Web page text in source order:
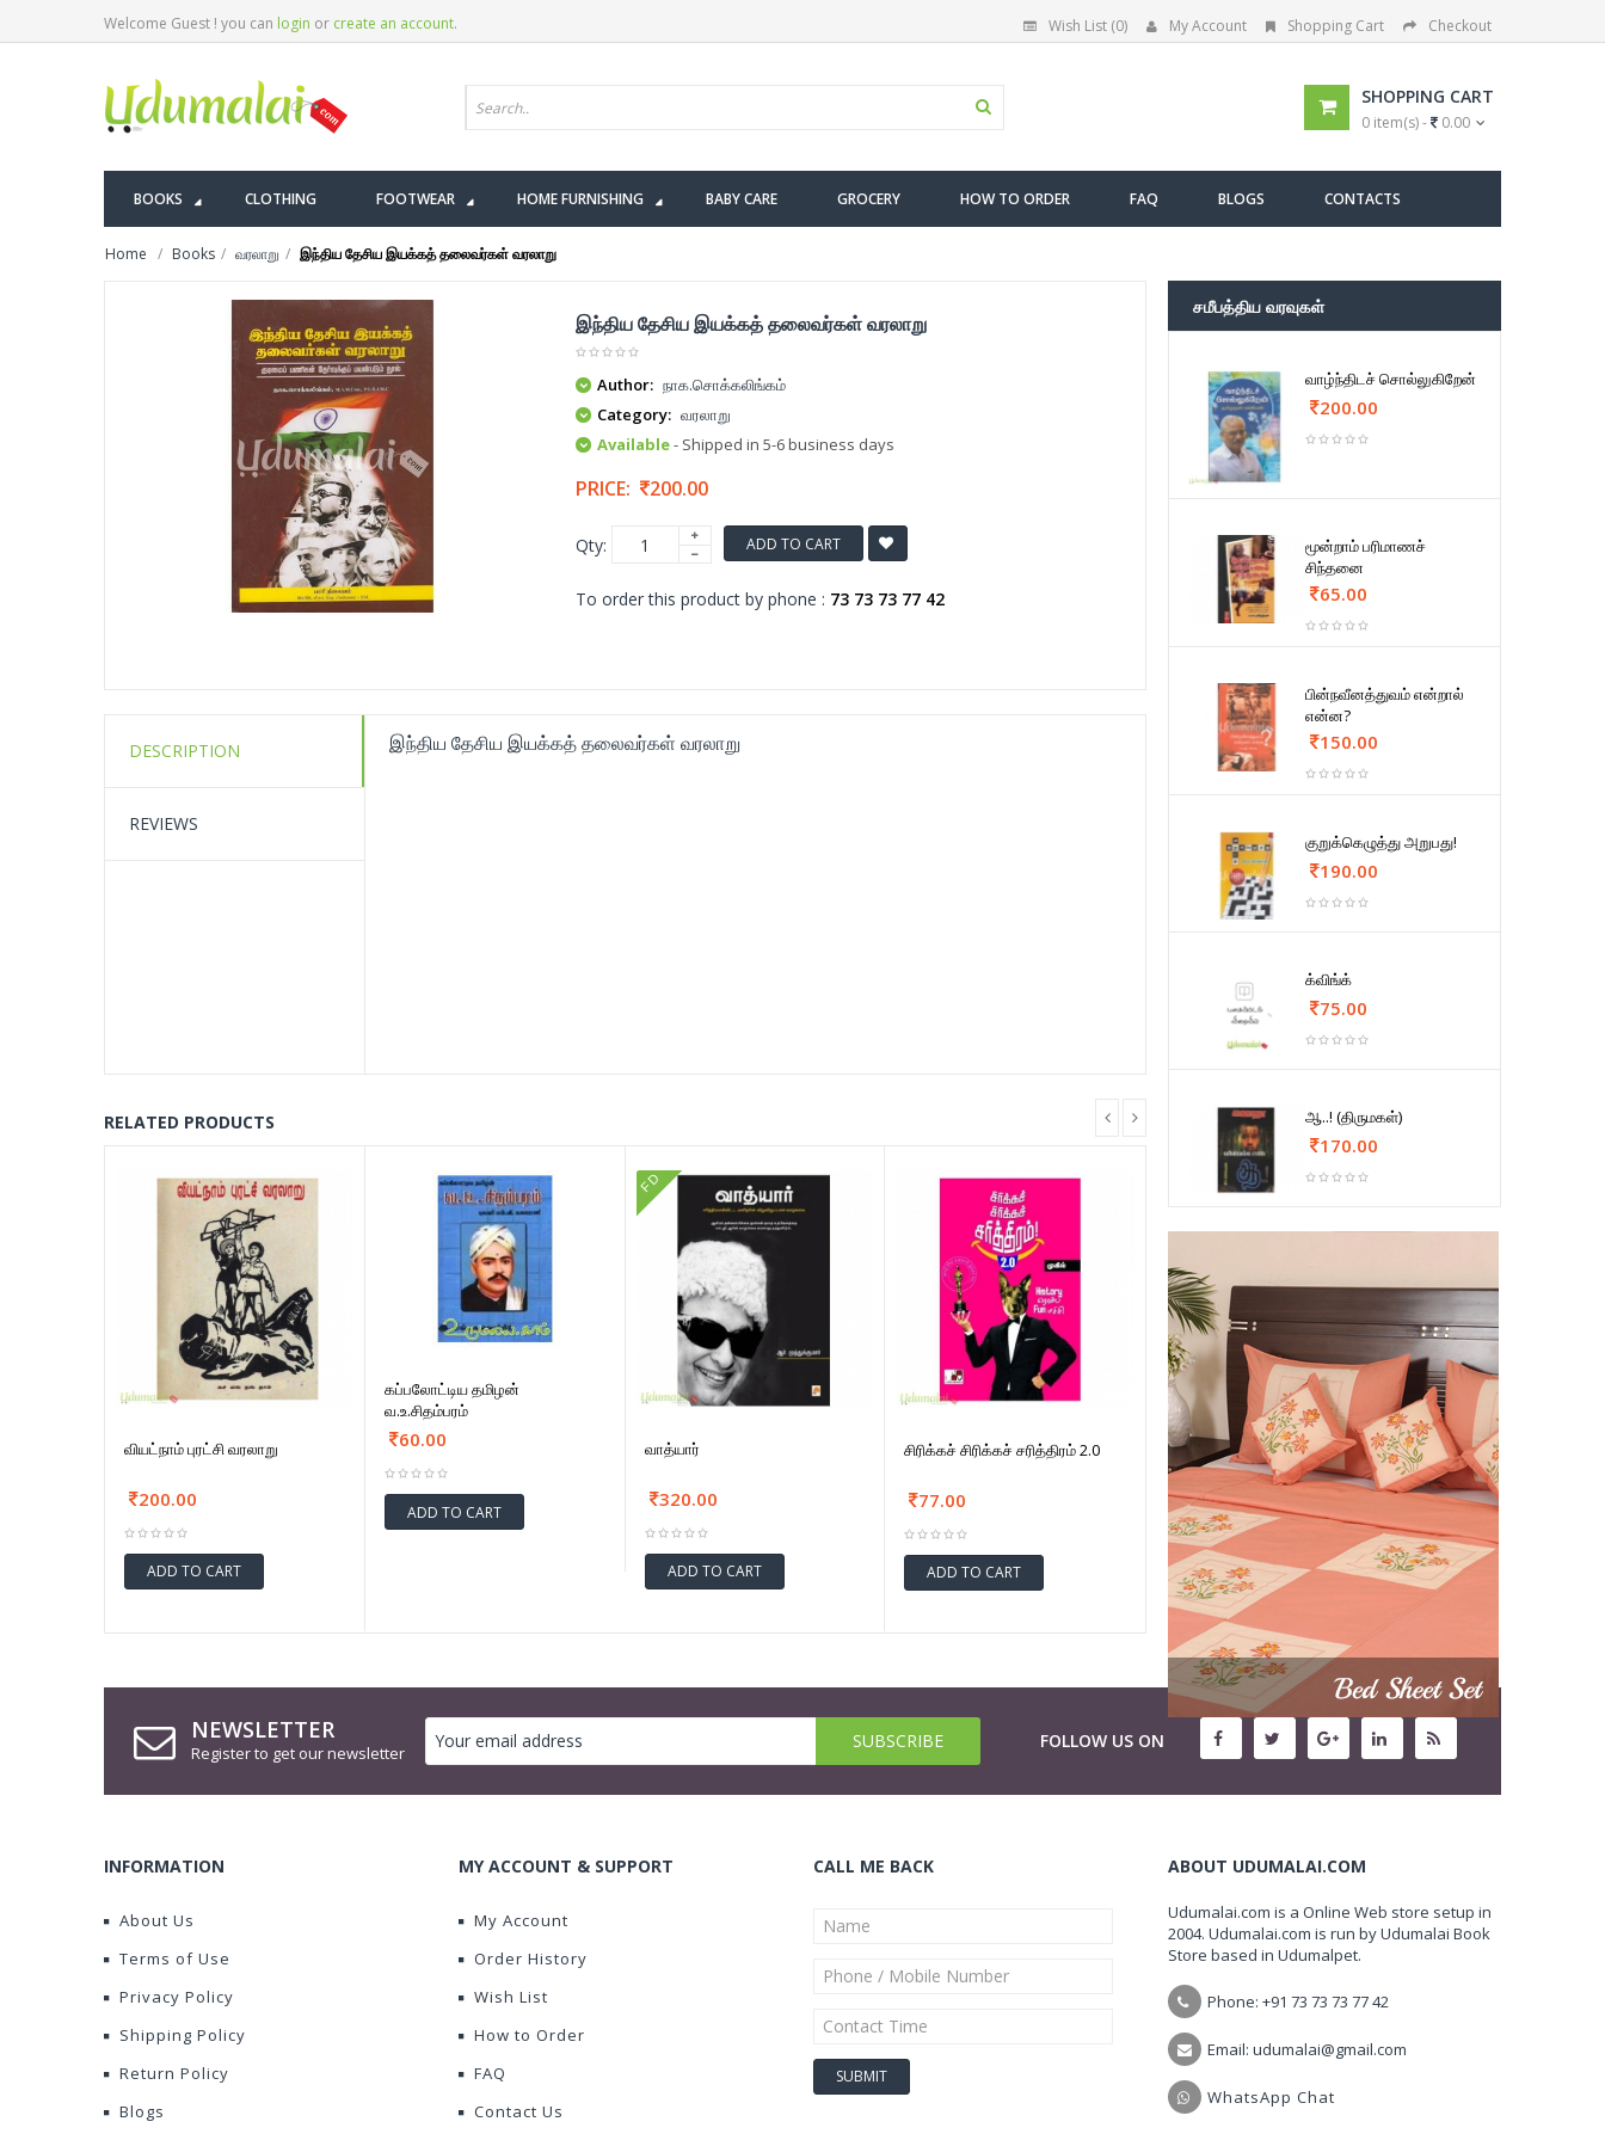
Welcome Guest ! you can login or create an account. Wish List (0) My Account Shopping Cart Checkout
SHOPPING CART
0 item(s) - 0.00
BOOKS CLOTHING FOOTWEAR HOME FURNISHING BABY CARE GROCERY HOW TO ORDER FAQ BLOGS CONTACTS
Home Books வரலாறு இந்திய தேசிய இயக்கத் தலைவர்கள் வரலாறு
இந்திய தேசிய இயக்கத் தலைவர்கள் வரலாறு
Author: நாக.சொக்கலிங்கம்
Category: வரலாறு
Available- Shipped in 5-6 business days
PRICE: 200.00
Qty: ADD TO CART
To order this product by phone : 73 73 73 77 42
DESCRIPTION
REVIEWS
இந்திய தேசிய இயக்கத் தலைவர்கள் வரலாறு
RELATED PRODUCTS
வியட்நாம் புரட்சி வரலாறு
200.00
ADD TO CART
கப்பலோட்டிய தமிழன்
வ.உ.சிதம்பரம்
60.00
ADD TO CART
FD
வாத்யார்
320.00
ADD TO CART
சிரிக்கச் சிரிக்கச் சரித்திரம் 2.0
77.00
ADD TO CART
சமீபத்திய வரவுகள்
வாழ்ந்திடச் சொல்லுகிறேன்
200.00
மூன்றாம் பரிமாணச்
சிந்தனை
65.00
பின்நவீனத்துவம் என்றால்
என்ன?
150.00
குறுக்கெழுத்து அறுபது!
190.00
க்விங்க்
75.00
ஆ..! (திருமகள்)
170.00
NEWSLETTER
Register to get our newsletter
FOLLOW US ON
INFORMATION
About Us
Terms of Use
Privacy Policy
Shipping Policy
Return Policy
Blogs
MY ACCOUNT & SUPPORT
My Account
Order History
Wish List
How to Order
FAQ
Contact Us
CALL ME BACK ABOUT UDUMALAI.COM
Udumalai.com is a Online Web store setup in
2004. Udumalai.com is run by Udumalai Book
Store based in Udumalpet.
Phone: +91 73 73 73 77 42
Email: udumalai@gmail.com
WhatsApp Chat